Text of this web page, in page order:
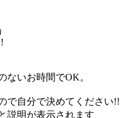
ないお時間でOK。
で自分で決めてください!!
説明が表示されます